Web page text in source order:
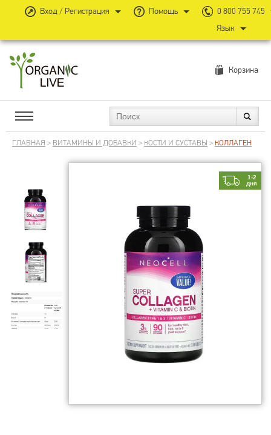
Корзина
ГЛАВНАЯ > ВИТАМИНЫ И ДОБАВКИ > КОСТИ И СУСТАВЫ > КОЛЛАГЕН
1-2
дня
Вход / Регистрация Помощь
0 800 755 745
Язык